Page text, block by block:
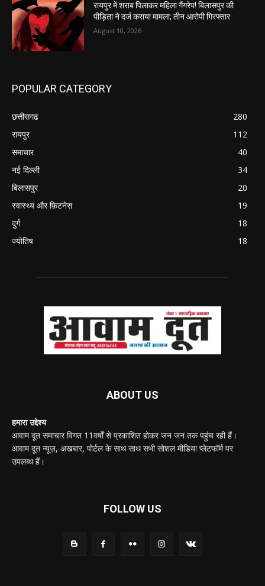
रायपुर में शराब पिलाकर महिला गैंगरेप! बिलासपुर की
पीड़िता ने दर्ज कराया मामला; तीन आरोपी गिरफ्तार
August 10, 2026
POPULAR CATEGORY
छत्तीसगढ
280
रायपुर
112
समाचार
40
नई दिल्ली
34
बिलासपुर
20
स्वास्थ्य और फ़िटनेस
19
दुर्ग
18
ज्योतिष
18
ABOUT US
हमारा उद्देश्य
आवाम दूत समाचार विगत 11वर्षों से प्रकाशित होकर जन जन तक पहुंच रही हैं।
आवाम दूत न्यूज़, अखबार, पोर्टल के साथ साथ सभी सोशल मीडिया प्लेटफॉर्म पर
उपलब्ध हैं।
FOLLOW US